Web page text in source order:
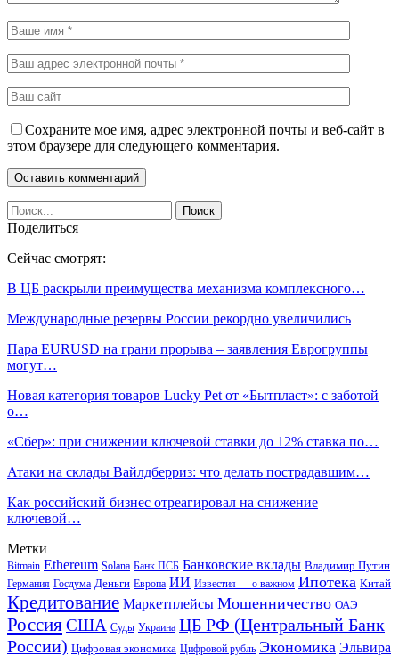
Сохраните мое имя, адрес электронной почты и веб-сайт в
этом браузере для следующего комментария.
Поделиться
Сейчас смотрят:
В ЦБ раскрыли преимущества механизма комплексного…
Международные резервы России рекордно увеличились
Пара EURUSD на грани прорыва – заявления Еврогруппы
могут…
Новая категория товаров Lucky Pet от «Бытпласт»: с заботой
о…
«Сбер»: при снижении ключевой ставки до 12% ставка по…
Атаки на склады Вайлдберриз: что делать пострадавшим…
Как российский бизнес отреагировал на снижение
ключевой…
Метки
Bitmain Ethereum Solana Банк ПСБ Банковские вклады Владимир Путин
Германия Госдума Деньги Европа ИИ Известия — о важном Ипотека Китай
Кредитование Маркетплейсы Мошенничество ОАЭ
РоссияСША Суды Украина ЦБ РФ (Центральный Банк
России) Цифровая экономика Цифровой рубль Экономика Эльвира